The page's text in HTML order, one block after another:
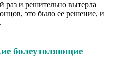
раз и решительно вытерла
это было ее решение, и
болеутоляющие